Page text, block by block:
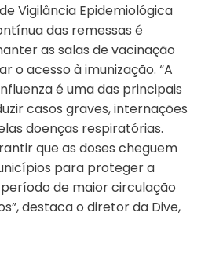
Vigilância Epidemiológica
das remessas é
as salas de vacinação
o acesso à imunização. “A
é uma das principais
casos graves, internações
doenças respiratórias.
que as doses cheguem
para proteger a
de maior circulação
destaca o diretor da Dive,